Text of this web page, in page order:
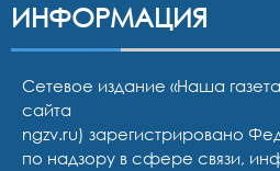
ИНФОРМАЦИЯ
Сетевое издание «Наша
сайта
ngzv.ru) зарегистрировано
по надзору в сфере связи,